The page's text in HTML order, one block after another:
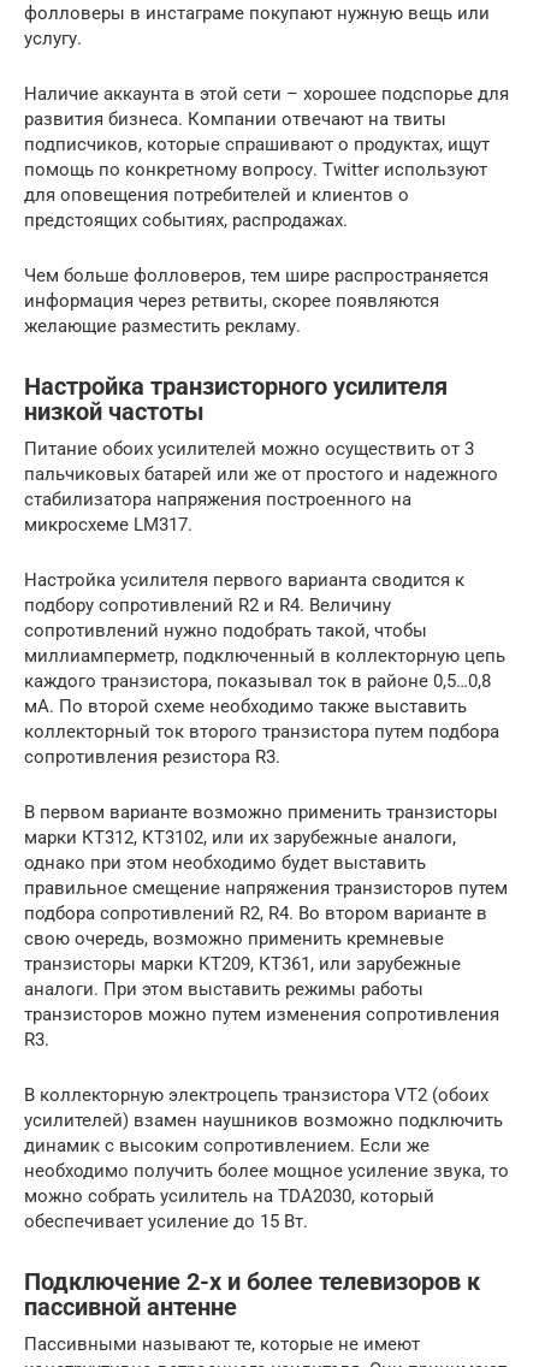
фолловеры в инстаграме покупают нужную вещь или
услугу.
Наличие аккаунта в этой сети – хорошее подспорье для
развития бизнеса. Компании отвечают на твиты
подписчиков, которые спрашивают о продуктах, ищут
помощь по конкретному вопросу. Twitter используют
для оповещения потребителей и клиентов о
предстоящих событиях, распродажах.
Чем больше фолловеров, тем шире распространяется
информация через ретвиты, скорее появляются
желающие разместить рекламу.
Настройка транзисторного усилителя
низкой частоты
Питание обоих усилителей можно осуществить от 3
пальчиковых батарей или же от простого и надежного
стабилизатора напряжения построенного на
микросхеме LM317.
Настройка усилителя первого варианта сводится к
подбору сопротивлений R2 и R4. Величину
сопротивлений нужно подобрать такой, чтобы
миллиамперметр, подключенный в коллекторную цепь
каждого транзистора, показывал ток в районе 0,5…0,8
мА. По второй схеме необходимо также выставить
коллекторный ток второго транзистора путем подбора
сопротивления резистора R3.
В первом варианте возможно применить транзисторы
марки КТ312, КТ3102, или их зарубежные аналоги,
однако при этом необходимо будет выставить
правильное смещение напряжения транзисторов путем
подбора сопротивлений R2, R4. Во втором варианте в
свою очередь, возможно применить кремневые
транзисторы марки КТ209, КТ361, или зарубежные
аналоги. При этом выставить режимы работы
транзисторов можно путем изменения сопротивления
R3.
В коллекторную электроцепь транзистора VT2 (обоих
усилителей) взамен наушников возможно подключить
динамик с высоким сопротивлением. Если же
необходимо получить более мощное усиление звука, то
можно собрать усилитель на TDA2030, который
обеспечивает усиление до 15 Вт.
Подключение 2-х и более телевизоров к
пассивной антенне
Пассивными называют те, которые не имеют